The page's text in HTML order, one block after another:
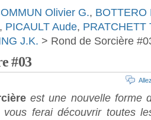
Olivier G., BOTTERO
, PICAULT Aude, PRATCHETT
J.K. > Rond de Sorcière
#03
est une nouvelle forme
vous ferai découvrir toutes